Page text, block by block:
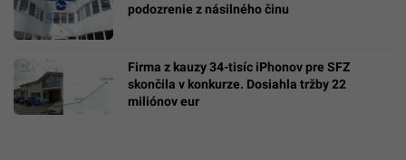
podozrenie z násilného činu
Firma z kauzy 34-tisíc iPhonov pre SFZ
skončila v konkurze. Dosiahla tržby 22
miliónov eur